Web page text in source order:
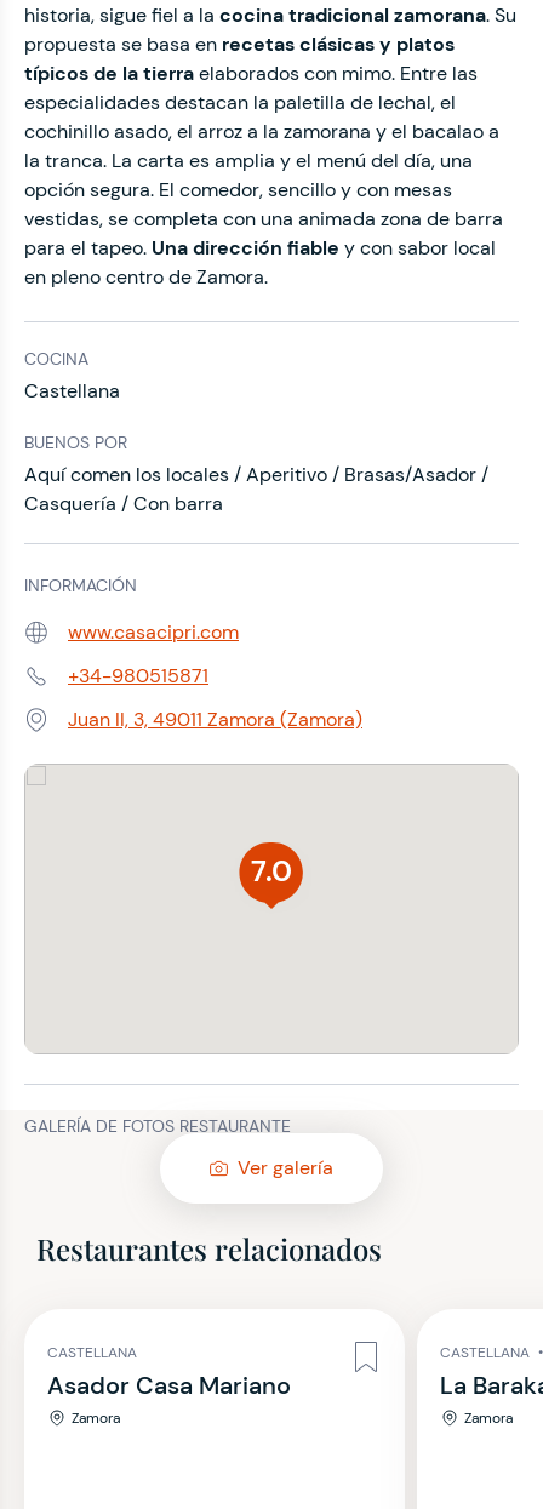
historia, sigue fiel a la cocina tradicional zamorana. Su
propuesta se basa en recetas clásicas y platos
típicos de la tierraelaborados con mimo. Entre las
especialidades destacan la paletilla de lechal, el
cochinillo asado, el arroz a la zamorana y el bacalao a
la tranca. La carta es amplia y el menú del día, una
opción segura. El comedor, sencillo y con mesas
vestidas, se completa con una animada zona de barra
para el tapeo. Una dirección fiable y con sabor local
en pleno centro de Zamora.
COCINA
Castellana
BUENOS POR
Aquí comen los locales / Aperitivo / Brasas/Asador /
Casquería / Con barra
INFORMACIÓN
Web: www.casacipri.com
Teléfono:+34-980515871
Dirección:Juan II, 3, 49011 Zamora (Zamora)
7.0
GALERÍA DE FOTOS RESTAURANTE
Ver galería
Restaurantes relacionados
CASTELLANA
Asador Casa Mariano
Zamora
CASTELLANA •
La
Zamora